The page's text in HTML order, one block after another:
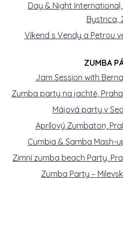
Day & Night
Bystrica,
Víkend s Vendy a Petrou
ZUMBA
Jam Session with
Zumba party na jachtě,
Májová party v
Aprílový Zumbaton,
Cumbia & Samba Mash-
Zimní zumba beach Party,
Zumba Party –